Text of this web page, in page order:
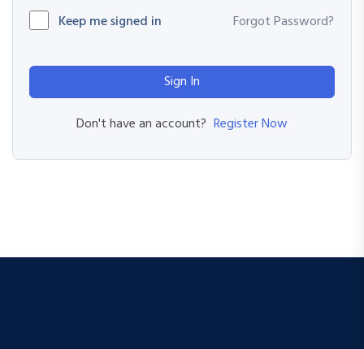
Keep me signed in Forgot Password?
Sign In
Don't have an account? Register Now